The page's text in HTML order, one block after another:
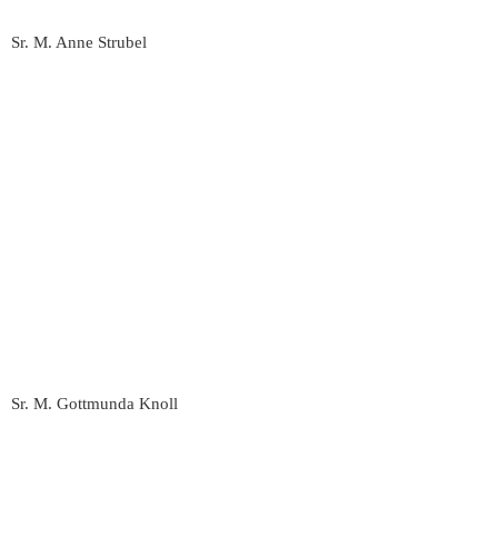
Sr. M. Anne Strubel
Sr. M. Gottmunda Knoll